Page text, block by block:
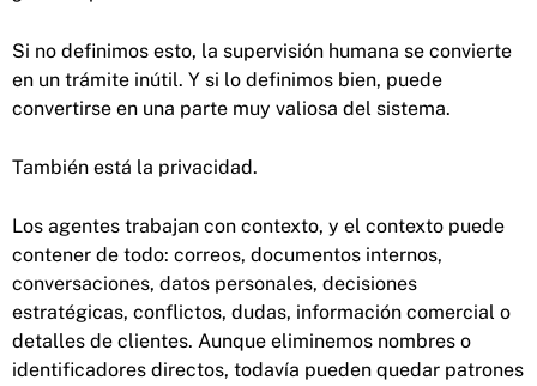
Si no definimos esto, la supervisión humana se convierte
en un trámite inútil. Y si lo definimos bien, puede
convertirse en una parte muy valiosa del sistema.
También está la privacidad.
Los agentes trabajan con contexto, y el contexto puede
contener de todo: correos, documentos internos,
conversaciones, datos personales, decisiones
estratégicas, conflictos, dudas, información comercial o
detalles de clientes. Aunque eliminemos nombres o
identificadores directos, todavía pueden quedar patrones